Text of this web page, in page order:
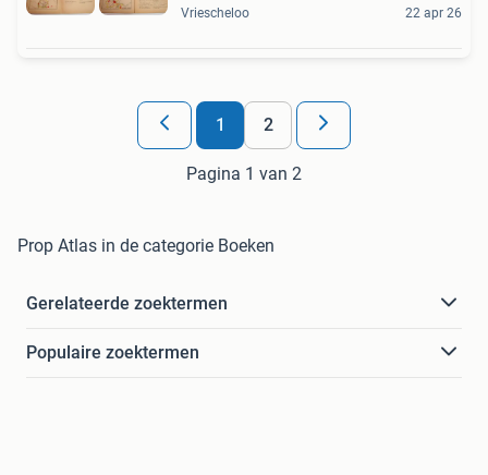
Vriescheloo 22 apr 26
1 2
Pagina 1 van 2
Prop Atlas in de categorie Boeken
Gerelateerde zoektermen
Populaire zoektermen